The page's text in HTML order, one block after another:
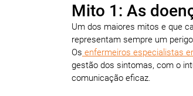
Mito 1: As
Um dos maiores mitos e que
representam sempre um
Os enfermeiros especialistas
gestão dos sintomas, com o
comunicação eficaz.